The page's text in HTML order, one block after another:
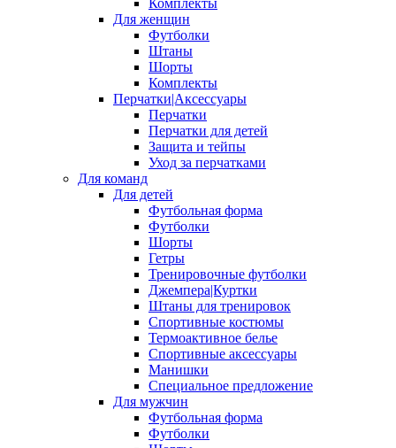
Комплекты
Для женщин
Футболки
Штаны
Шорты
Комплекты
Перчатки|Аксессуары
Перчатки
Перчатки для детей
Защита и тейпы
Уход за перчатками
Для команд
Для детей
Футбольная форма
Футболки
Шорты
Гетры
Тренировочные футболки
Джемпера|Куртки
Штаны для тренировок
Спортивные костюмы
Термоактивное белье
Спортивные аксессуары
Манишки
Специальное предложение
Для мужчин
Футбольная форма
Футболки